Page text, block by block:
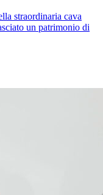
straordinaria cava
un patrimonio di